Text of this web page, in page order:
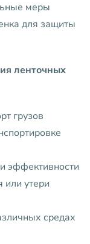
меры
для защиты
ленточных
грузов
эффективности
утери
средах